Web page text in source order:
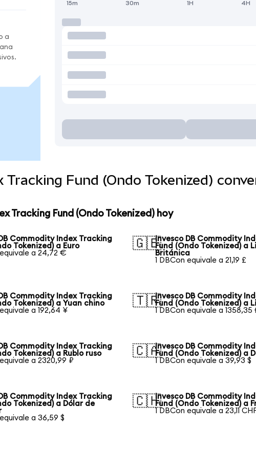
a
15m 30m 1H 4H
Fund (Ondo Tokenized)
Tracking Fund (Ondo Tokenized) hoy
Commodity Index Tracking
Tokenized) a Euro
a 24,72 €
🇬🇧Invesco DB Commodity
Fund (Ondo Tokenized) a
Británica
1 DBCon equivale a 21,19 £
Commodity Index Tracking
Tokenized) a Yuan chino
a 192,64 ¥
🇹🇷Invesco DB Commodity
Fund (Ondo Tokenized) a
1 DBCon equivale a 1358,35
Commodity Index Tracking
Tokenized) a Rublo ruso
a 2320,99 ₽
🇨🇦Invesco DB Commodity
Fund (Ondo Tokenized) a
1 DBCon equivale a 39,93 $
Commodity Index Tracking
Tokenized) a Dólar de
a 36,59 $
🇨🇭Invesco DB Commodity
Fund (Ondo Tokenized) a
1 DBCon equivale a 23,11